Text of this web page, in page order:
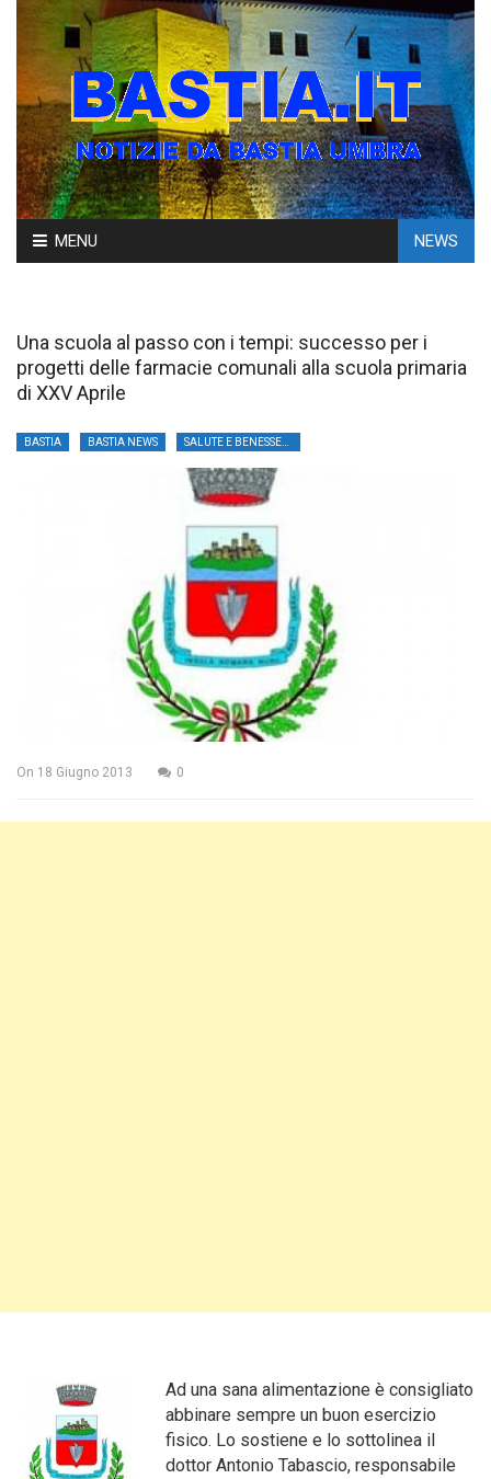
Skip
to
MENU NEWS
Una scuola al passo con i tempi: successo per i
progetti delle farmacie comunali alla scuola primaria
di XXV Aprile
BASTIA BASTIA NEWS
On 18 Giugno 2013 0
Ad una sana alimentazione è consigliato
abbinare sempre un buon esercizio
fisico. Lo sostiene e lo sottolinea il
dottor Antonio Tabascio, responsabile